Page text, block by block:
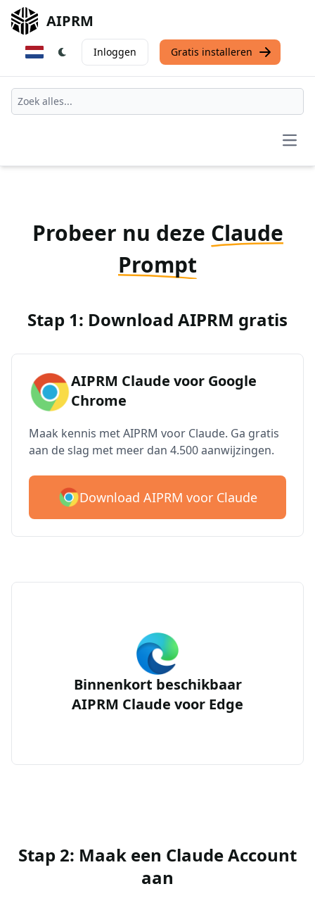
AIPRM
Inloggen Gratis installeren
Probeer nu deze Claude
Prompt
Stap 1: Download AIPRM gratis
AIPRM Claude voor Google
Chrome
Maak kennis met AIPRM voor Claude. Ga gratis
aan de slag met meer dan 4.500 aanwijzingen.
Download AIPRM voor Claude
Binnenkort beschikbaar
AIPRM Claude voor Edge
Stap 2: Maak een Claude Account
aan